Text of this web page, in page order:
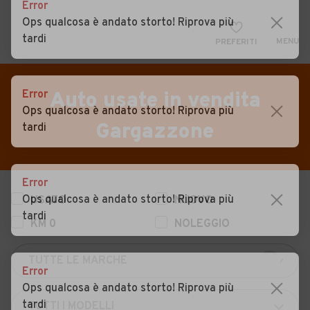
PREFERITI MENU
CERCA
Auto
Auto usate
Auto Km 0
Auto Nuove
Noleggio a lungo termine
Auto d'epoca
Camper
VENDI
MAGAZINE
ACCEDI
Auto usate in vendita
Gargazzone
USATO
NUOVO
KM 0
NOLEGGIO
Error
Ops qualcosa è andato storto! Riprova più
tardi
Error
Ops qualcosa è andato storto! Riprova più
tardi
Error
Ops qualcosa è andato storto! Riprova più
tardi
Error
Ops qualcosa è andato storto! Riprova più
tardi